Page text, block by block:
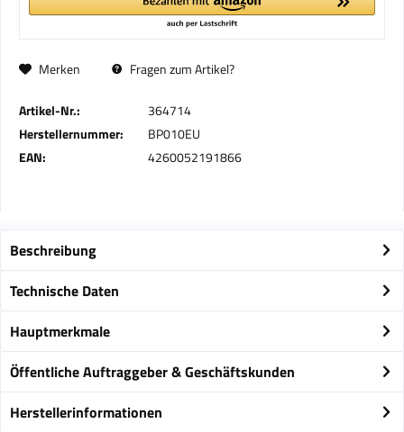
Merken Fragen zum Artikel?
Artikel-Nr.:
364714
Herstellernummer:
BP010EU
EAN:
4260052191866
Beschreibung
Technische Daten
Hauptmerkmale
Öffentliche Auftraggeber & Geschäftskunden
Herstellerinformationen